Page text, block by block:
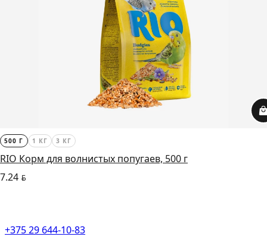
500 Г 1 КГ 3 КГ
RIO Корм для волнистых попугаев, 500 г
7.24 BYN
+375 29 644-10-83